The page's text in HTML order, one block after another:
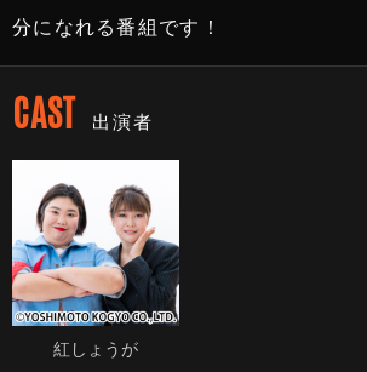
分になれる番組です！
CAST 出演者
紅しょうが